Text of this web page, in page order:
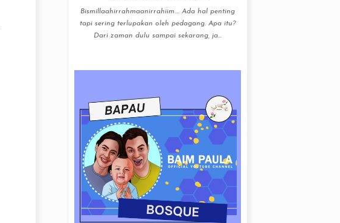
Bismillaahirrahmaanirrahiim.... Ada hal penting
tapi sering terlupakan oleh pedagang. Apa itu?
Dari zaman dulu sampai sekarang, ja...